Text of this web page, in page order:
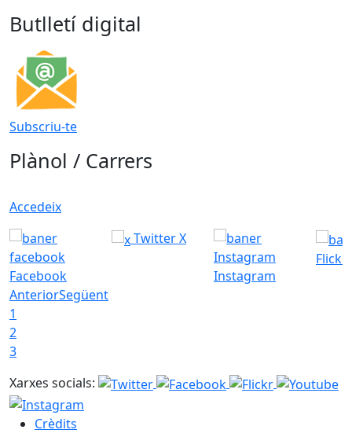
Butlletí digital
Subscriu-te
Plànol / Carrers
Accedeix
Facebook
Twitter X
Instagram
Flickr
AnteriorSegüent
1
2
3
Xarxes socials:
Crèdits